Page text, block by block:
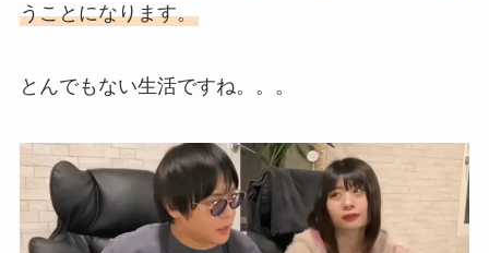
うことになります。
とんでもない生活ですね。。。